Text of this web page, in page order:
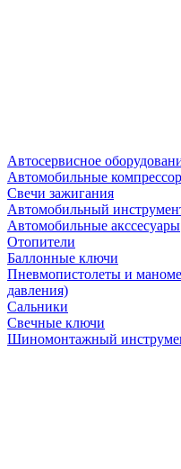
Автосервисное
Автомобильные
Свечи зажигания
Автомобильный
Автомобильные акссесуары
Отопители
Баллонные ключи
Пневмопистолеты и
давления)
Сальники
Свечные ключи
Шиномонтажный